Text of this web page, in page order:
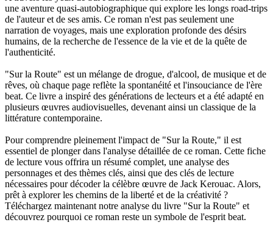
une aventure quasi-autobiographique qui explore les longs road-trips
de l'auteur et de ses amis. Ce roman n'est pas seulement une
narration de voyages, mais une exploration profonde des désirs
humains, de la recherche de l'essence de la vie et de la quête de
l'authenticité.
"Sur la Route" est un mélange de drogue, d'alcool, de musique et de
rêves, où chaque page reflète la spontanéité et l'insouciance de l'ère
beat. Ce livre a inspiré des générations de lecteurs et a été adapté en
plusieurs œuvres audiovisuelles, devenant ainsi un classique de la
littérature contemporaine.
Pour comprendre pleinement l'impact de "Sur la Route," il est
essentiel de plonger dans l'analyse détaillée de ce roman. Cette fiche
de lecture vous offrira un résumé complet, une analyse des
personnages et des thèmes clés, ainsi que des clés de lecture
nécessaires pour décoder la célèbre œuvre de Jack Kerouac. Alors,
prêt à explorer les chemins de la liberté et de la créativité ?
Téléchargez maintenant notre analyse du livre "Sur la Route" et
découvrez pourquoi ce roman reste un symbole de l'esprit beat.